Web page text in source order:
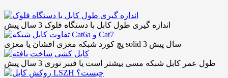
اندازه گیری طول کابل با دستگاه فلوک 3 سال پیش
پچ کورد شبکه مغزی افشان یا مغزی solid 3 سال پیش
طول عمر کابل شبکه مسی بیشتر است یا فیبر نوری 3 سال پیش